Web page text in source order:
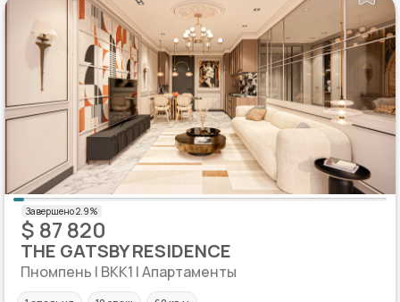
$ 87 820
THE GATSBY RESIDENCE
Пномпень | BKK1 | Апартаменты